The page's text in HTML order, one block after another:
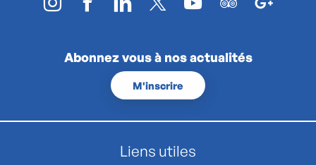
Abonnez vous à nos actualités
M'inscrire
Liens utiles